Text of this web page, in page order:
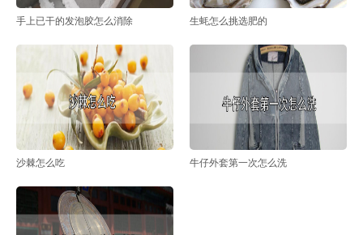
手上已干的发泡胶怎么消除 生蚝怎么挑选肥的
沙棘怎么吃 牛仔外套第一次怎么洗